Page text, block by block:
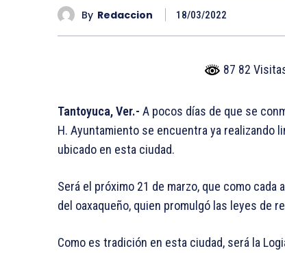
By Redaccion 18/03/2022
87 82
Tantoyuca, Ver.- A pocos días de que se
H. Ayuntamiento se encuentra ya realizando
ubicado en esta ciudad.
Será el próximo 21 de marzo, que como
del oaxaqueño, quien promulgó las leyes de
Como es tradición en esta ciudad, será la